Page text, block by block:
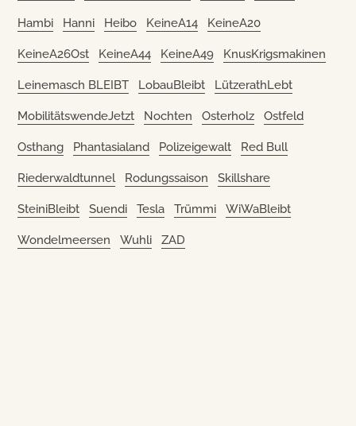
Hambi Hanni Heibo KeineA14 KeineA20
KeineA26Ost KeineA44 KeineA49 KnusKrigsmakinen
Leinemasch BLEIBT LobauBleibt LützerathLebt
MobilitätswendeJetzt Nochten Osterholz Ostfeld
Osthang Phantasialand Polizeigewalt Red Bull
Riederwaldtunnel Rodungssaison Skillshare
SteiniBleibt Suendi Tesla Trümmi WiWaBleibt
Wondelmeersen Wuhli ZAD